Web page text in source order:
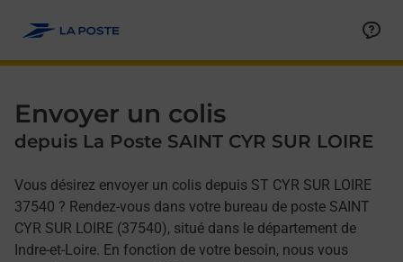
Envoyer un colis
depuis La Poste SAINT CYR SUR LOIRE
Vous désirez envoyer un colis depuis ST CYR SUR LOIRE
37540 ? Rendez-vous dans votre bureau de poste SAINT
CYR SUR LOIRE (37540), situé dans le département de
Indre-et-Loire. En fonction de votre besoin, nous vous